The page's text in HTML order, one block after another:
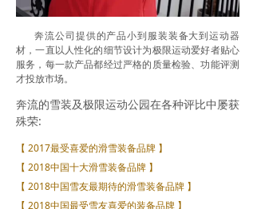
奔流公司提供的产品小到服装装备大到运动器
材，一直以人性化的细节设计为极限运动爱好者贴心
服务，每一款产品都经过严格的质量检验、功能评测
才投放市场。
奔流的雪装及极限运动公园在各种评比中屡获
殊荣:
【 2017最受喜爱的滑雪装备品牌 】
【 2018中国十大滑雪装备品牌 】
【 2018中国雪友最期待的滑雪装备品牌 】
【 2018中国最受雪友喜爱的装备品牌 】